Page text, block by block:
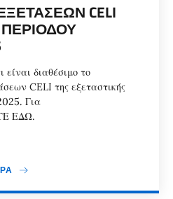
CELI
διαθέσιμο το
CELI της εξεταστικής
Για
ΕΔΩ.